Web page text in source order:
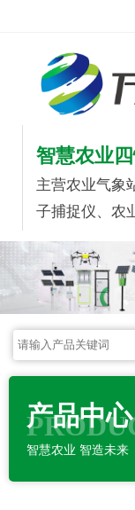
智慧农业
主营农业气象
子捕捉仪、农
产品中心
智慧农业 智造未来